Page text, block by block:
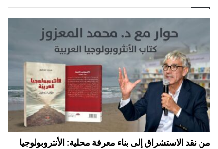
من نقد الاستشراق إلى بناء معرفة محلية: الأنثروبولوجيا